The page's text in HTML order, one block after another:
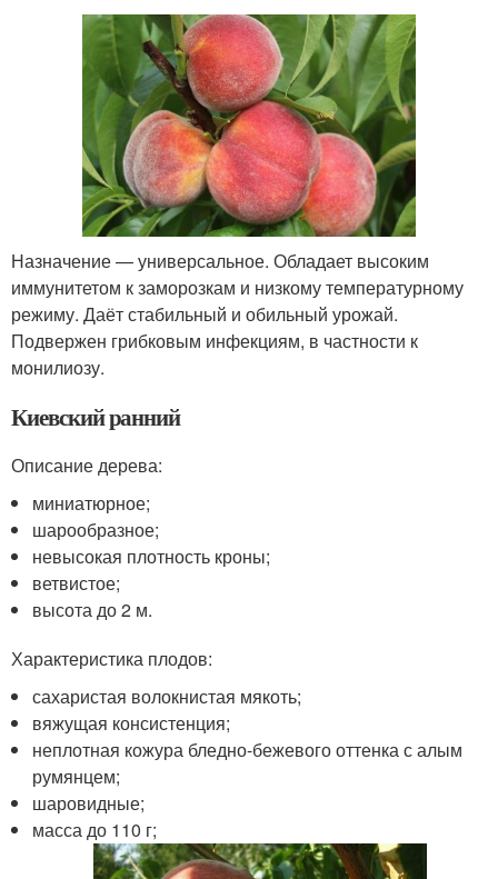
Назначение — универсальное. Обладает высоким
иммунитетом к заморозкам и низкому температурному
режиму. Даёт стабильный и обильный урожай.
Подвержен грибковым инфекциям, в частности к
монилиозу.
Киевский ранний
Описание дерева:
миниатюрное;
шарообразное;
невысокая плотность кроны;
ветвистое;
высота до 2 м.
Характеристика плодов:
сахаристая волокнистая мякоть;
вяжущая консистенция;
неплотная кожура бледно-бежевого оттенка с алым
румянцем;
шаровидные;
масса до 110 г;